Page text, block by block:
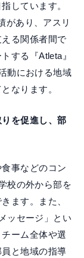
しています。
があり、アスリ
る関係者間で
する『Atleta』
動における地域
なります。
を促進し、部
事などのコン
校の外から部を
ます。また、
ッセージ」とい
ーム全体や選
と地域の指導